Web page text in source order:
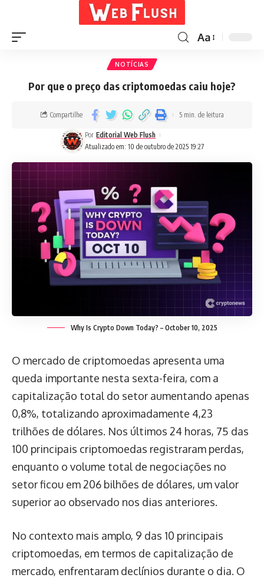
Aa
NOTÍCIAS
Por que o preço das criptomoedas caiu hoje?
Atualizado em: 10 de outubro de 2025 19:27
Por Editorial Web Flush
Compartilhe 5 min. de leitura
Why Is Crypto Down Today? – October 10, 2025
O mercado de criptomoedas apresenta uma
queda importante nesta sexta-feira, com a
capitalização total do setor aumentando apenas
0,8%, totalizando aproximadamente 4,23
trilhões de dólares. Nos últimos 24 horas, 75 das
100 principais criptomoedas registraram perdas,
enquanto o volume total de negociações no
setor ficou em 206 bilhões de dólares, um valor
superior ao observado nos dias anteriores.
No contexto mais amplo, 9 das 10 principais
criptomoedas, em termos de capitalização de
mercado, enfrentaram declínios durante o dia. O